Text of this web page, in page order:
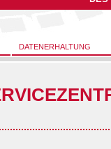
DATENERHALTUNG